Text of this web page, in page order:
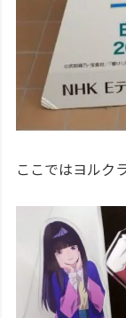
ここではヨルク